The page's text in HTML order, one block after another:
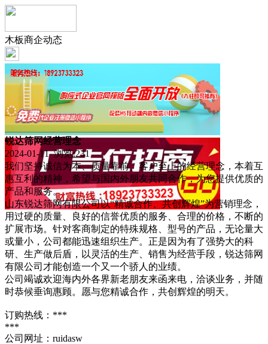
木板商企动态
锐达筛网经营理念
2024-01-11 浏览:231
我们坚持诚信为本、质量靠前、客户至上的经营理念，本着互
惠互利的精神，希望与国内外朋友共同合作，为您提供优质的
产品和服务。
山东锐达筛网有限公司以“精诚合作、共创辉煌”为营销理念，
用过硬的质量、良好的信誉优质的服务、合理的价格，不断的
扩展市场。针对客商制定的特殊规格、型号的产品，无论量大
或量小，公司都能迅速组织生产。正是因为有了强势大的科
研、生产做后盾，以灵活的生产、销售为经营手段，锐达筛网
有限公司才能创造一个又一个骄人的业绩。
公司竭诚欢迎海内外各界新老朋友来函来电，洽谈业务，并随
时恭候垂询惠顾。愿与您精诚合作，共创辉煌的明天。
订购热线：***
***
公司网址：ruidasw